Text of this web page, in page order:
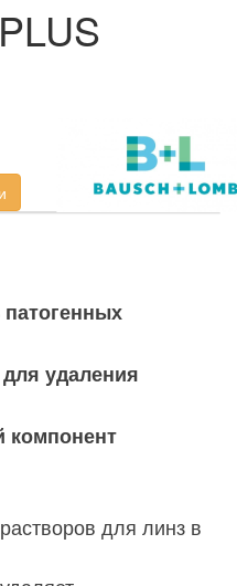
патогенных
удаления
для линз в